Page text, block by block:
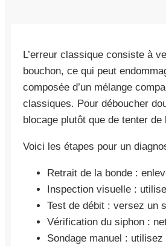
L’erreur classique consiste à
bouchon, ce qui peut
composée d’un mélange
classiques. Pour déboucher
blocage plutôt que de tenter de
Voici les étapes pour un
Retrait de la bonde :
Inspection visuelle :
Test de débit : versez un
Vérification du siphon :
Sondage manuel :